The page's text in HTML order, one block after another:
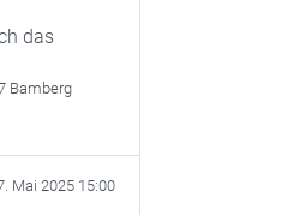
das
Bamberg
Mai 2025 15:00